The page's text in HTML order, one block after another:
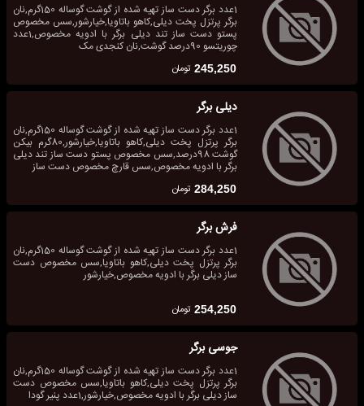
1عدد برگر دست ساز تهیه شده از گوشت گوساله 150گرم,نان
برگر پرتزل پخت دیلی,کاهو باتاویا,خیارشور,سس مخصوص
پستو دست ساز تند دیلی برگر با ادویه مخصوص,1عدد
چوریتسو 90درصد گوشت,نان کنجدی مک
245,250 تومان
دیلی برگر
1عدد برگر دست ساز تهیه شده از گوشت گوساله 150گرم,نان
برگر پرتزل پخت دیلی,کاهو باتاویا,خیارشور,80گرم بیکن
گوشت 98درصد,سس مخصوص پستو دست ساز تند دیلی
برگر با ادویه مخصوص,سس قارچ مخصوص دست ساز
284,250 تومان
فرش برگر
1عدد برگر دست ساز تهیه شده از گوشت گوساله 150گرم,نان
برگر پرتزل پخت دیلی,کاهو باتاویا,سس مخصوص دست
ساز دیلی برگر با ادویه مخصوص,خیارشور
254,250 تومان
جوسی برگر
1عدد برگر دست ساز تهیه شده از گوشت گوساله 150گرم,نان
برگر پرتزل پخت دیلی,کاهو باتاویا,سس مخصوص دست
ساز دیلی برگر با ادویه مخصوص,خیارشور,1عدد پنیر گودا